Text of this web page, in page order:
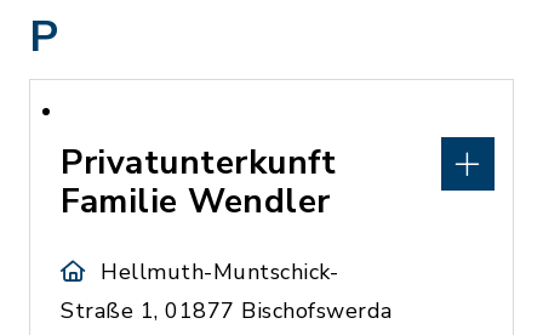
P
Privatunterkunft
Familie Wendler
Hellmuth-Muntschick-
Straße 1, 01877 Bischofswerda